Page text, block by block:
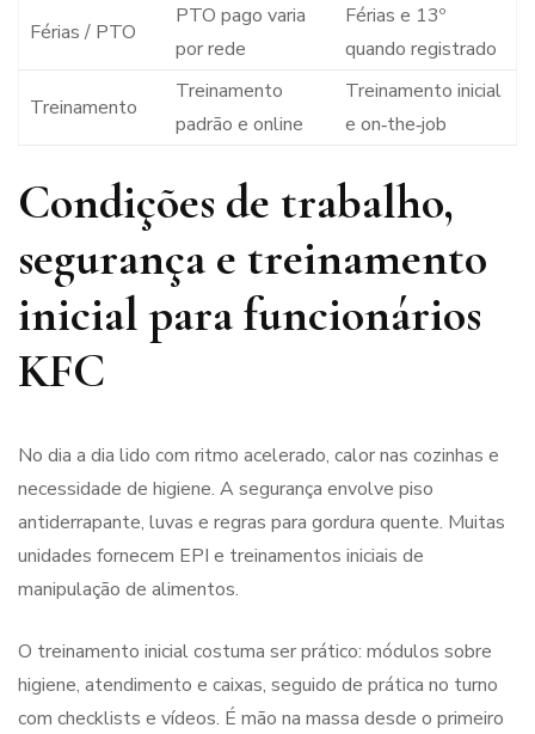
Férias / PTO
PTO pago varia
por rede
Férias e 13º
quando registrado
Treinamento
Treinamento
padrão e online
Treinamento inicial
e on‑the‑job
Condições de trabalho,
segurança e treinamento
inicial para funcionários
KFC
No dia a dia lido com ritmo acelerado, calor nas cozinhas e
necessidade de higiene. A segurança envolve piso
antiderrapante, luvas e regras para gordura quente. Muitas
unidades fornecem EPI e treinamentos iniciais de
manipulação de alimentos.
O treinamento inicial costuma ser prático: módulos sobre
higiene, atendimento e caixas, seguido de prática no turno
com checklists e vídeos. É mão na massa desde o primeiro